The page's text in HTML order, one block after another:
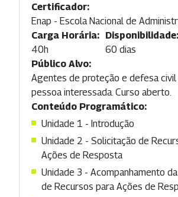
Certificador:
Enap - Escola Nacional de
Carga Horária:
40h
Disponibilidade:
60 dias
Público Alvo:
Agentes de proteção e defesa
pessoa interessada. Curso aberto.
Conteúdo Programático:
Unidade 1 - Introdução
Unidade 2 - Solicitação de
Ações de Resposta
Unidade 3 - Acompanhamento
de Recursos para Ações de